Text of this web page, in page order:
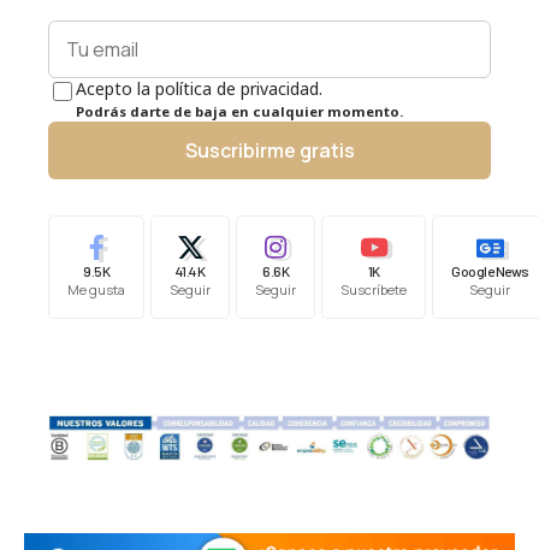
Acepto la política de privacidad.
Podrás darte de baja en cualquier momento.
Suscribirme gratis
9.5K
Me gusta
41.4K
Seguir
6.6K
Seguir
1K
Suscríbete
Google News
Seguir